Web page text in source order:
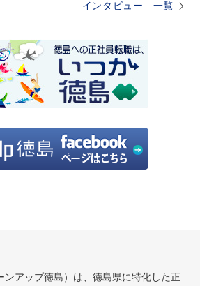
インタビュー 一覧
ンアップ徳島）は、徳島県に特化した正